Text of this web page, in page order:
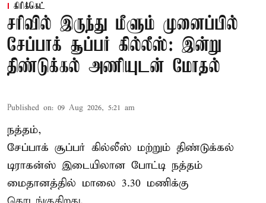
கிரிக்கெட்
சரிவில் இருந்து மீளும் முனைப்பில்
சேப்பாக் சூப்பர் கில்லீஸ்: இன்று
திண்டுக்கல் அணியுடன் மோதல்
Published on: 09 Aug 2026, 5:21 am
நத்தம்,
சேப்பாக் சூப்பர் கில்லீஸ் மற்றும் திண்டுக்கல்
டிராகன்ஸ் இடையிலான போட்டி நத்தம்
மைதானத்தில் மாலை 3.30 மணிக்கு